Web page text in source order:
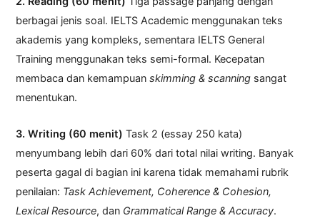
berbagai jenis soal. IELTS Academic menggunakan teks
akademis yang kompleks, sementara IELTS General
Training menggunakan teks semi-formal. Kecepatan
membaca dan kemampuanskimming & scanning sangat
menentukan.
3. Writing (60 menit) Task 2 (essay 250 kata)
menyumbang lebih dari 60% dari total nilai writing. Banyak
peserta gagal di bagian ini karena tidak memahami rubrik
penilaian: Task Achievement, Coherence & Cohesion,
Lexical Resource, dan Grammatical Range & Accuracy.